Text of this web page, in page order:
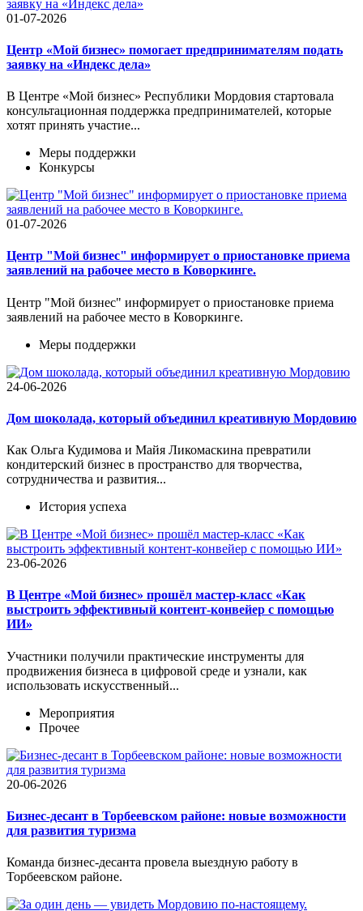
01-07-2026
Центр «Мой бизнес» помогает предпринимателям подать
заявку на «Индекс дела»
В Центре «Мой бизнес» Республики Мордовия стартовала
консультационная поддержка предпринимателей, которые
хотят принять участие...
Меры поддержки
Конкурсы
01-07-2026
Центр "Мой бизнес" информирует о приостановке приема
заявлений на рабочее место в Коворкинге.
Центр "Мой бизнес" информирует о приостановке приема
заявлений на рабочее место в Коворкинге.
Меры поддержки
24-06-2026
Дом шоколада, который объединил креативную Мордовию
Как Ольга Кудимова и Майя Ликомаскина превратили
кондитерский бизнес в пространство для творчества,
сотрудничества и развития...
История успеха
23-06-2026
В Центре «Мой бизнес» прошёл мастер-класс «Как
выстроить эффективный контент-конвейер с помощью
ИИ»
Участники получили практические инструменты для
продвижения бизнеса в цифровой среде и узнали, как
использовать искусственный...
Мероприятия
Прочее
20-06-2026
Бизнес-десант в Торбеевском районе: новые возможности
для развития туризма
Команда бизнес-десанта провела выездную работу в
Торбеевском районе.